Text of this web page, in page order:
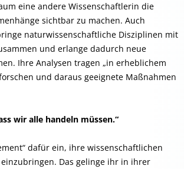
eine andere Wissenschaftlerin die
sichtbar zu machen. Auch
naturwissenschaftliche Disziplinen mit
und erlange dadurch neue
Ihre Analysen tragen „in erheblichem
und daraus geeignete Maßnahmen
wir alle handeln müssen.“
dafür ein, ihre wissenschaftlichen
Das gelinge ihr in ihrer